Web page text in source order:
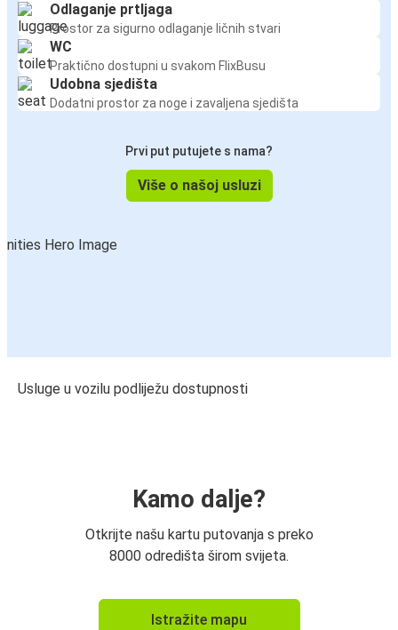
Odlaganje prtljaga
Prostor za sigurno odlaganje ličnih stvari
WC
Praktično dostupni u svakom FlixBusu
Udobna sjedišta
Dodatni prostor za noge i zavaljena sjedišta
Prvi put putujete s nama?
Više o našoj usluzi
Usluge u vozilu podliježu dostupnosti
Kamo dalje?
Otkrijte našu kartu putovanja s preko
8000 odredišta širom svijeta.
Istražite mapu